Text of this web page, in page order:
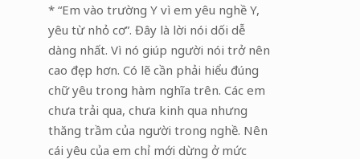
* “Em vào trường Y vì em yêu nghề Y,
yêu từ nhỏ cơ”. Đây là lời nói dối dễ
dàng nhất. Vì nó giúp người nói trở nên
cao đẹp hơn. Có lẽ cần phải hiểu đúng
chữ yêu trong hàm nghĩa trên. Các em
chưa trải qua, chưa kinh qua nhưng
thăng trầm của người trong nghề. Nên
cái yêu của em chỉ mới dừng ở mức